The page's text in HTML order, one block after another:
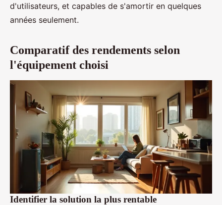
d'utilisateurs, et capables de s'amortir en quelques
années seulement.
Comparatif des rendements selon
l'équipement choisi
Identifier la solution la plus rentable